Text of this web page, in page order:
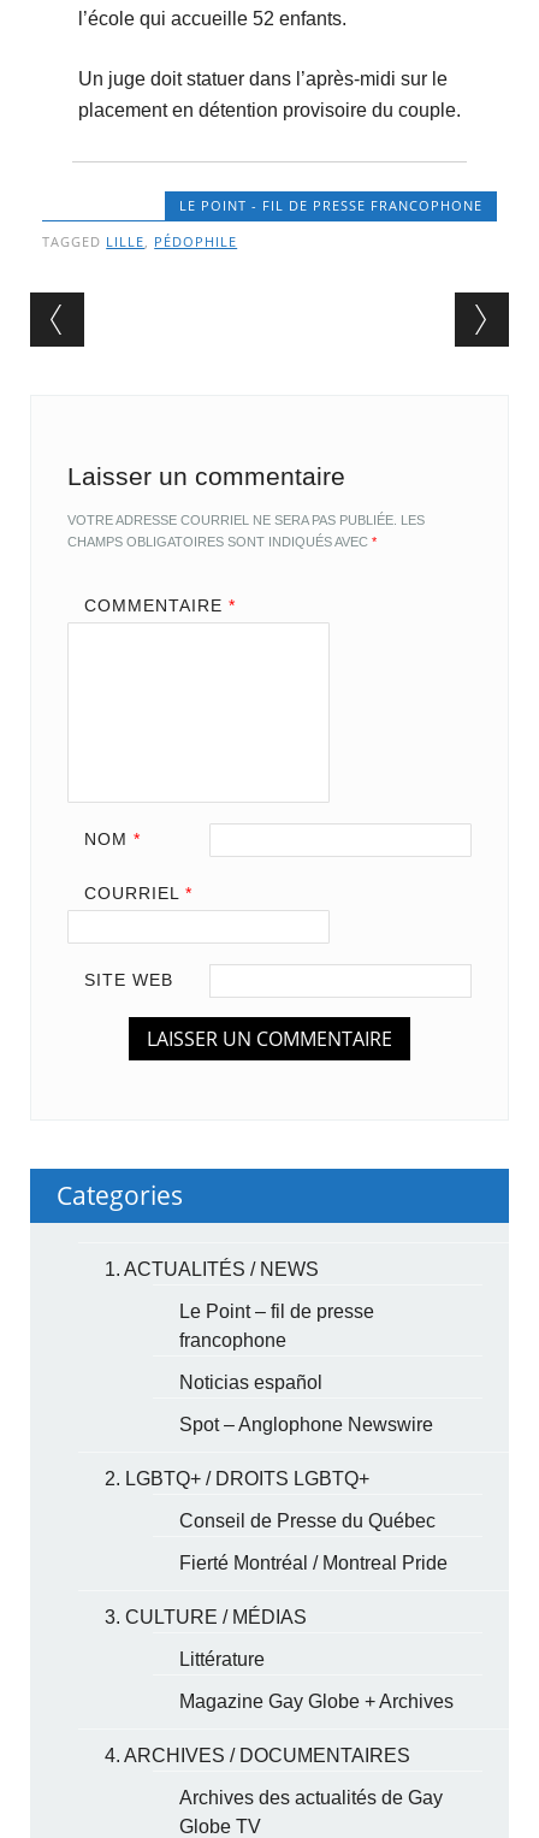
l’école qui accueille 52 enfants.
Un juge doit statuer dans l’après-midi sur le
placement en détention provisoire du couple.
LE POINT - FIL DE PRESSE FRANCOPHONE
TAGGED LILLE, PÉDOPHILE
Post navigation
Laisser un commentaire
VOTRE ADRESSE COURRIEL NE SERA PAS PUBLIÉE. LES
CHAMPS OBLIGATOIRES SONT INDIQUÉS AVEC*
COMMENTAIRE *
NOM *
COURRIEL *
SITE WEB
Categories
1. ACTUALITÉS / NEWS
Le Point – fil de presse
francophone
Noticias español
Spot – Anglophone Newswire
2. LGBTQ+ / DROITS LGBTQ+
Conseil de Presse du Québec
Fierté Montréal / Montreal Pride
3. CULTURE / MÉDIAS
Littérature
Magazine Gay Globe + Archives
4. ARCHIVES / DOCUMENTAIRES
Archives des actualités de Gay
Globe TV